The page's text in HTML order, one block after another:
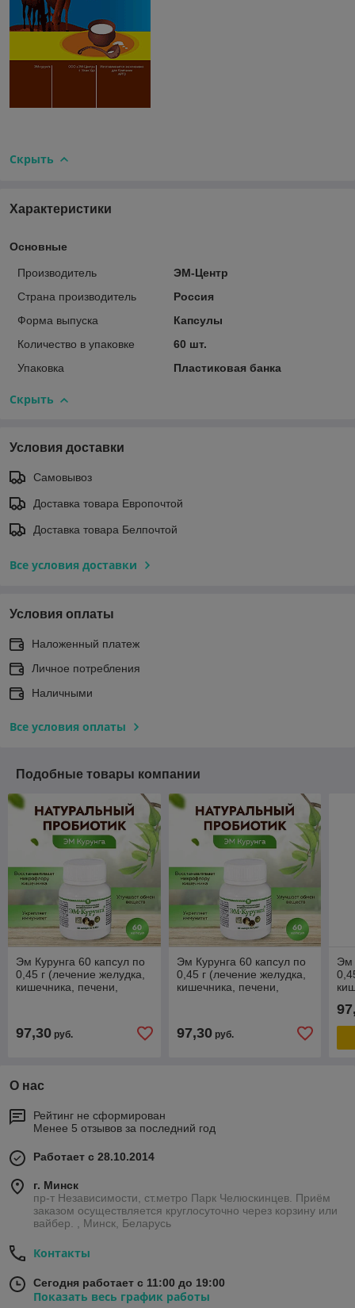
Скрыть
Характеристики
Основные
Производитель
ЭМ-Центр
Страна производитель
Россия
Форма выпуска
Капсулы
Количество в упаковке
60 шт.
Упаковка
Пластиковая банка
Скрыть
Условия доставки
Самовывоз
Доставка товара Европочтой
Доставка товара Белпочтой
Все условия доставки
Условия оплаты
Наложенный платеж
Личное потребления
Наличными
Все условия оплаты
Подобные товары компании
Эм Курунга 60 капсул по
0,45 г (лечение желудка,
кишечника, печени,
97,30 руб.
Эм Курунга 60 капсул по
0,45 г (лечение желудка,
кишечника, печени,
97,30руб.
Эм
О нас
Рейтинг не сформирован
Менее 5 отзывов за последний год
Работает с 28.10.2014
г. Минск
пр-т Независимости, ст.метро Парк Челюскинцев. Приём
заказом осуществляется круглосуточно через корзину или
вайбер. , Минск, Беларусь
Контакты
Сегодня работает с 11:00 до 19:00
Показать весь график работы